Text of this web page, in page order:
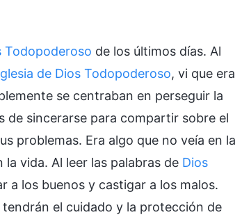
Todopoderoso de los últimos días. Al
de Dios Todopoderoso, vi que era
se centraban en perseguir la
de sincerarse para compartir sobre el
problemas. Era algo que no veía en la
vida. Al leer las palabras de Dios
a los buenos y castigar a los malos.
el cuidado y la protección de